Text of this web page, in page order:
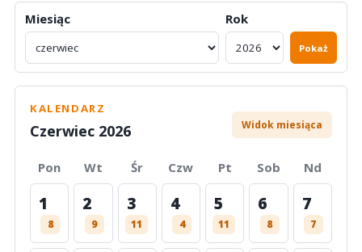
Miesiąc Rok
Pokaż
KALENDARZ
Czerwiec 2026 Widok miesiąca
Pon Wt Śr Czw Pt Sob Nd
1
8
2
9
3
11
4
4
5
11
6
8
7
7